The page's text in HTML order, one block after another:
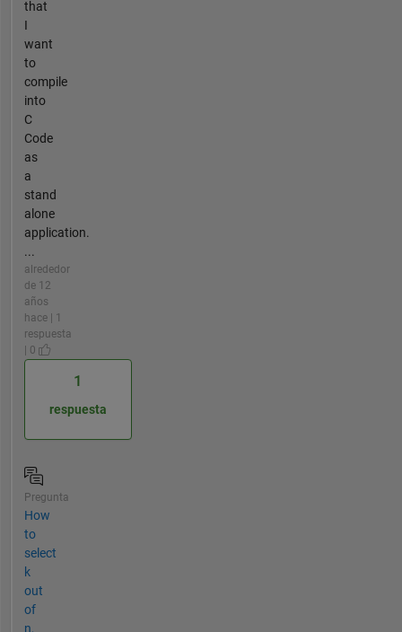
that
I
want
to
compile
into
C
Code
as
a
stand
alone
application.
...
alrededor
de 12
años
hace | 1
respuesta
| 0
1
respuesta
Pregunta
How
to
select
k
out
of
n,